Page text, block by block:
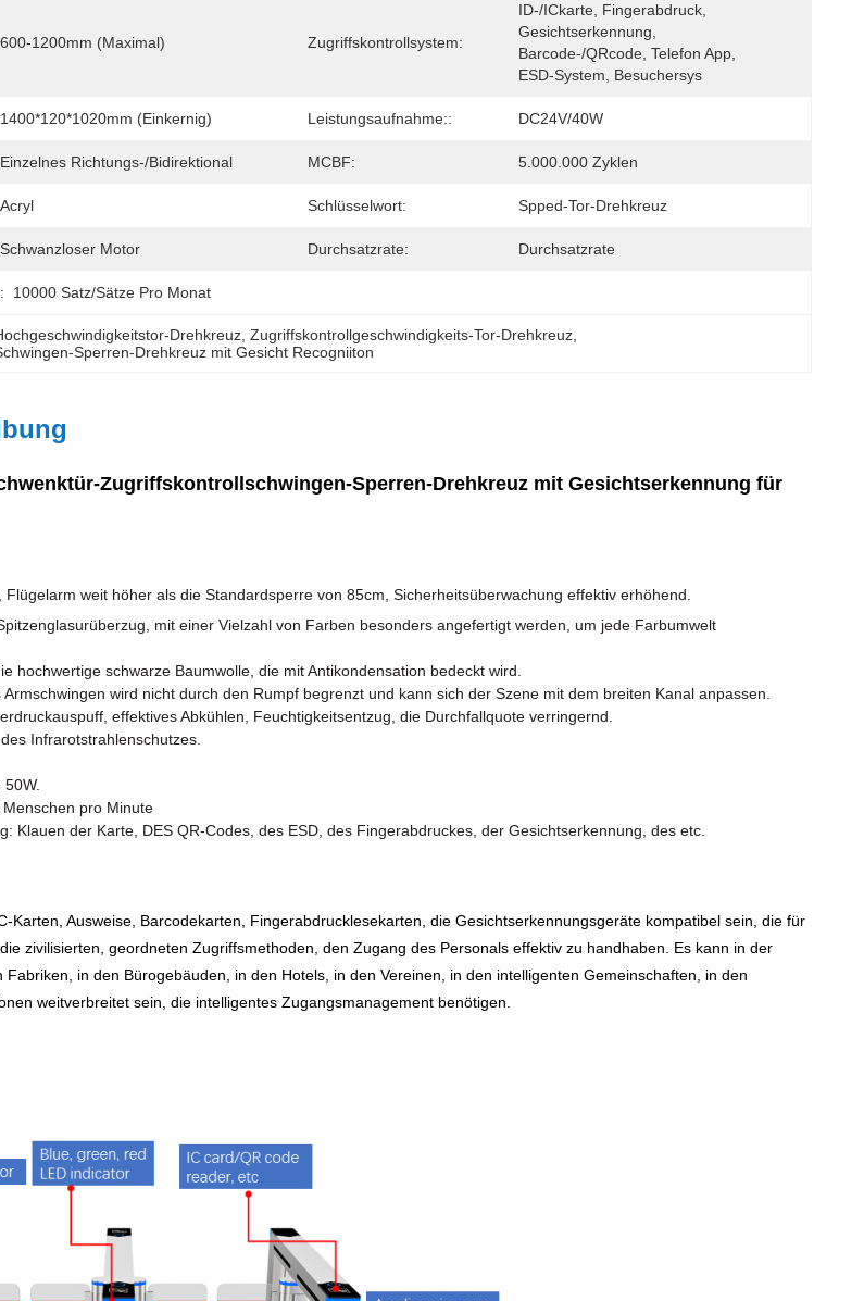
600-1200mm (maximal) Zugriffskontrollsystem:
ID-/ICkarte, Fingerabdruck,
Gesichtserkennung,
Barcode-/QRcode, Telefon App,
ESD-System, Besuchersys
1400*120*1020mm (einkernig) Leistungsaufnahme:: DC24V/40W
Einzelnes Richtungs-/bidirektional MCBF: 5.000.000 Zyklen
Acryl Schlüsselwort: Spped-Tor-Drehkreuz
Schwanzloser Motor Durchsatzrate: Durchsatzrate
10000 Satz/Sätze Pro Monat
Drehkreuz , Zugriffskontrollgeschwindigkeits-Tor-Drehkreuz
Sperren-Drehkreuz mit Gesicht Recogniiton
Zugriffskontrollschwingen-Sperren-Drehkreuz mit Gesichtserkennung für
weit höher als die Standardsperre von 85cm, Sicherheitsüberwachung effektiv erhöhend.
mit einer Vielzahl von Farben besonders angefertigt werden, um jede Farbumwelt
hochwertige schwarze Baumwolle, die mit Antikondensation bedeckt wird.
wird nicht durch den Rumpf begrenzt und kann sich der Szene mit dem breiten Kanal anpassen.
effektives Abkühlen, Feuchtigkeitsentzug, die Durchfallquote verringernd.
Infrarotstrahlenschutzes.
pro Minute
Klauen der Karte, DES QR-Codes, des ESD, des Fingerabdruckes, der Gesichtserkennung, des etc.
Karten, Ausweise, Barcodekarten, Fingerabdrucklesekarten, die Gesichtserkennungsgeräte kompatibel sein, die für
zivilisierten, geordneten Zugriffsmethoden, den Zugang des Personals effektiv zu handhaben. Es kann in der
in den Bürogebäuden, in den Hotels, in den Vereinen, in den intelligenten Gemeinschaften, in den
weitverbreitet sein, die intelligentes Zugangsmanagement benötigen.